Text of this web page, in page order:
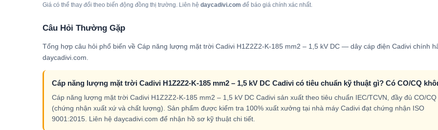
Giá có thể thay đổi theo biến động đồng thị trường. Liên hệ daycadivi.com để báo giá chính xác nhất.
Câu Hỏi Thường Gặp
Tổng hợp câu hỏi phổ biến về Cáp năng lượng mặt trời Cadivi H1Z2Z2-K-185 mm2 – 1,5 kV DC — dây cáp điện Cadivi chính
daycadivi.com.
Cáp năng lượng mặt trời Cadivi H1Z2Z2-K-185 mm2 – 1,5 kV DC Cadivi có tiêu chuẩn kỹ thuật gì? Có CO/CQ
Cáp năng lượng mặt trời Cadivi H1Z2Z2-K-185 mm2 – 1,5 kV DC Cadivi sản xuất theo tiêu chuẩn IEC/TCVN, đầy đủ CO/CQ
(chứng nhận xuất xứ và chất lượng). Sản phẩm được kiểm tra 100% xuất xưởng tại nhà máy Cadivi đạt chứng nhận ISO
9001:2015. Liên hệ daycadivi.com để nhận hồ sơ kỹ thuật chi tiết.